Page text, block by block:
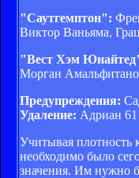
"Саутгемптон":
Виктор Ваньяма,
"Вест Хэм
Морган
Предупреждения:
Удаление: Адриан 61
Учитывая плотность
необходимо было
значения. Им нужно